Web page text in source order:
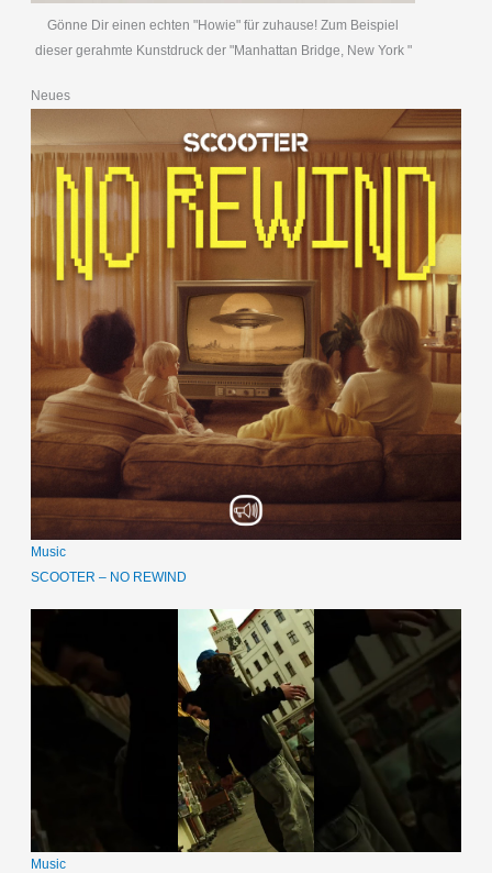
Gönne Dir einen echten "Howie" für zuhause! Zum Beispiel
dieser gerahmte Kunstdruck der "Manhattan Bridge, New York "
Neues
Music
SCOOTER – NO REWIND
Music